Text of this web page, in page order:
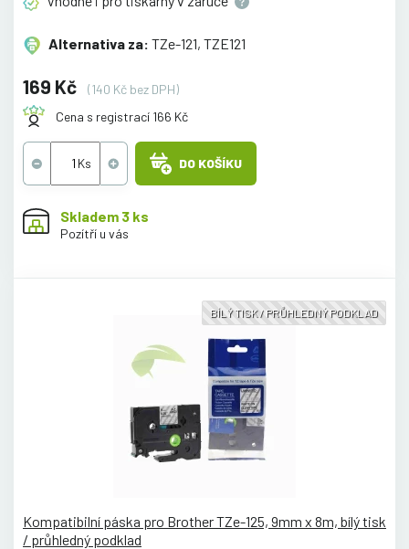
Alternativa za: TZe-121, TZE121
169 Kč
(140 Kč bez DPH)
Cena s registrací 166 Kč
DO KOŠÍKU
Skladem 3 ks
Pozítří u vás
BÍLÝ TISK / PRŮHLEDNÝ PODKLAD
Kompatibilní páska pro Brother TZe-125, 9mm x 8m, bílý tisk
/ průhledný podklad